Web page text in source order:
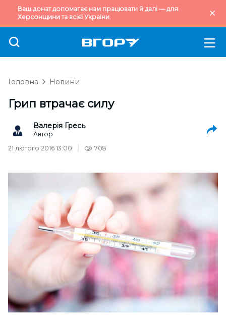
Ваш донат допомагає нам працювати й далі — для
Херсонщини та всієї України.
Головна Новини
Грип втрачає силу
Валерія Гресь
Автор
21 лютого 2016 13:00
708